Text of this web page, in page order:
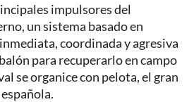
impulsores del
un sistema basado en
coordinada y agresiva
para recuperarlo en campo
se organice con pelota, el gran